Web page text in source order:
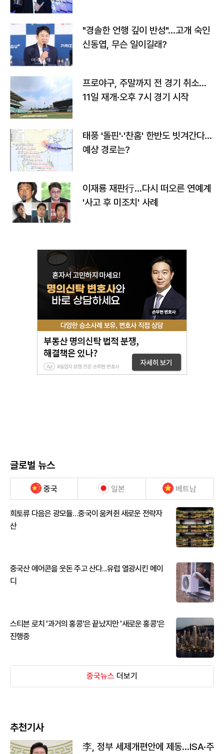
"경솔한 언행 깊이 반성"…고개 숙인
신동엽, 무슨 일이길래?
프로야구, 주말까지 전 경기 취소…
11일 재개·오후 7시 경기 시작
태풍 '돌핀'·'찬홈' 한반도 빗겨간다…
예상 경로는?
이재룡 재판行…다시 떠오른 연예계
'사고 후 미조치' 사례
글로벌 뉴스
중국 일본 베트남
희토류 다음은 광모듈…중국이 움켜쥔 새로운 전략자
산
중국산 에어콘을 웃돈 주고 산다...유럽 열광시킨 메이
디
스티븐 로치 '과거의 홍콩'은 끝났지만 '새로운 홍콩'은
진행중
중국뉴스 더보기
추천기사
李, 정부 세제개편안에 제동…ISA·주